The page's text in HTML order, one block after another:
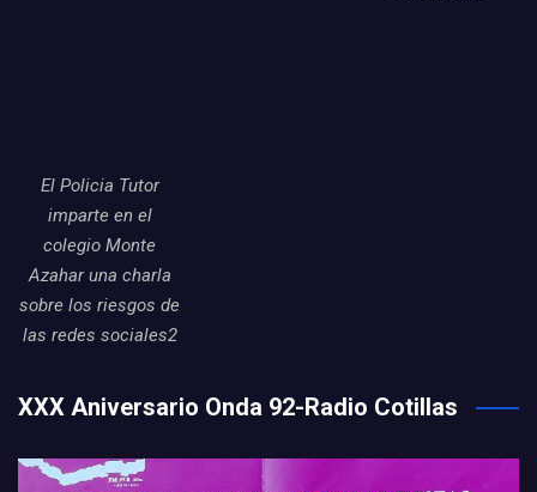
El Policia Tutor
imparte en el
colegio Monte
Azahar una charla
sobre los riesgos de
las redes sociales2
XXX Aniversario Onda 92-Radio Cotillas